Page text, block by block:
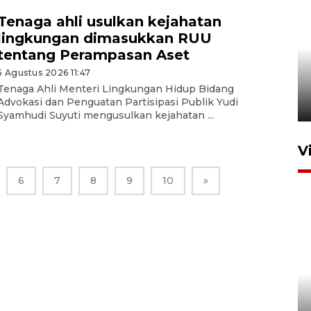
ahli usulkan kejahatan
dimasukkan RUU
Perampasan Aset
Agustus 2026 11:47
Ahli Menteri Lingkungan Hidup Bidang
dan Penguatan Partisipasi Publik Yudi
Suyuti mengusulkan kejahatan ...
6 7 8 9 10 »
Komisi V DPR tinjau
perlintasan sebidang di
Stasiun Bogor
12 Juni 2026 18:49